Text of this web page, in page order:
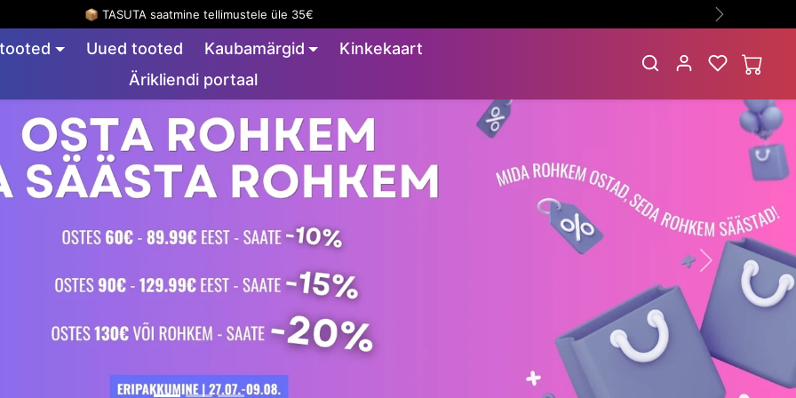
! OSTA ROHKEM JA SÄÄSTA ROHKEM - Mida rohkem ostad, seda rohkem säästad !🤩🔥 Järgmine
Uued tooted Kaubamärgid
Kinkekaart
Ärikliendi portaal
Järgmine